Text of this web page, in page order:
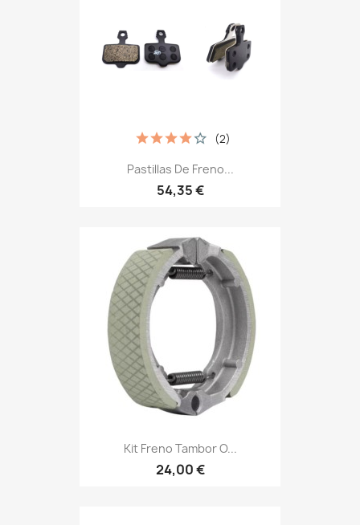
Pastillas De Freno...
54,35 €
(2)
Kit Freno Tambor O...
24,00 €